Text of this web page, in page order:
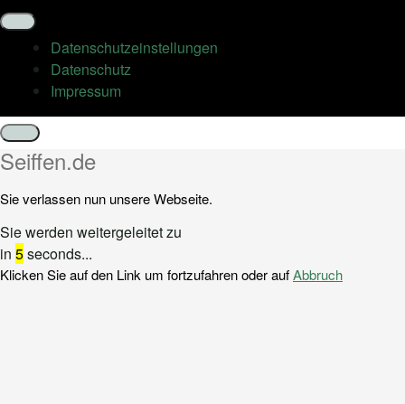
Datenschutz­einstellungen
Datenschutz
Impressum
Schließen
Seiffen.de
Sie verlassen nun unsere Webseite.
Sie werden weitergeleitet zu
in 5seconds...
Klicken Sie auf den Link um fortzufahren oder aufAbbruch